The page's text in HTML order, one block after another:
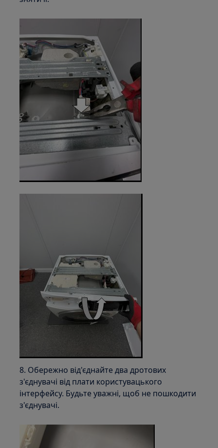
8. Обережно від'єднайте два дротових
з'єднувачі від плати користувацького
інтерфейсу. Будьте уважні, щоб не пошкодити
з'єднувачі.